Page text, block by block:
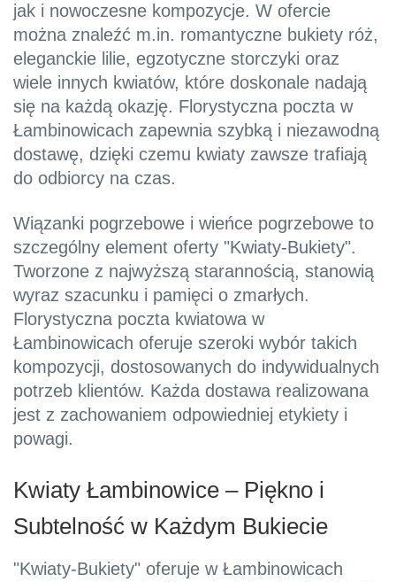
jak i nowoczesne kompozycje. W ofercie
można znaleźć m.in. romantyczne bukiety róż,
eleganckie lilie, egzotyczne storczyki oraz
wiele innych kwiatów, które doskonale nadają
się na każdą okazję. Florystyczna poczta w
Łambinowicach zapewnia szybką i niezawodną
dostawę, dzięki czemu kwiaty zawsze trafiają
do odbiorcy na czas.
Wiązanki pogrzebowe i wieńce pogrzebowe to
szczególny element oferty "Kwiaty-Bukiety".
Tworzone z najwyższą starannością, stanowią
wyraz szacunku i pamięci o zmarłych.
Florystyczna poczta kwiatowa w
Łambinowicach oferuje szeroki wybór takich
kompozycji, dostosowanych do indywidualnych
potrzeb klientów. Każda dostawa realizowana
jest z zachowaniem odpowiedniej etykiety i
powagi.
Kwiaty Łambinowice – Piękno i
Subtelność w Każdym Bukiecie
"Kwiaty-Bukiety" oferuje w Łambinowicach